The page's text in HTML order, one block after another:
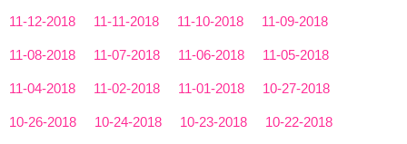
11-12-2018 11-11-2018 11-10-2018 11-09-2018
11-08-2018 11-07-2018 11-06-2018 11-05-2018
11-04-2018 11-02-2018 11-01-2018 10-27-2018
10-26-2018 10-24-2018 10-23-2018 10-22-2018